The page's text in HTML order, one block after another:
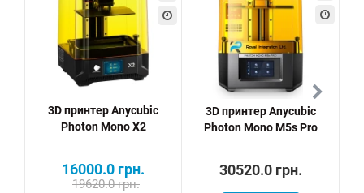
3D принтер Anycubic
Photon Mono X2
16000.0 грн.
19620.0 грн.
3D принтер Anycubic
Photon Mono M5s Pro
30520.0 грн.